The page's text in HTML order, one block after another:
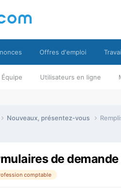
Équipe Utilisateurs en ligne
Offres d'emploi
Nouveaux, présentez-vous
de demande
comptable